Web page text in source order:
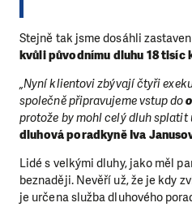
Stejně tak jsme dosáhli
kvůli původnímu dluhu 18 tisíc
„Nyní klientovi zbývají čtyři
společně připravujeme vstup do
protože by mohl celý dluh splatit
dluhová poradkyně Iva
Lidé s velkými dluhy, jako měl
beznaději. Nevěří už, že je kdy
je určena služba dluhového